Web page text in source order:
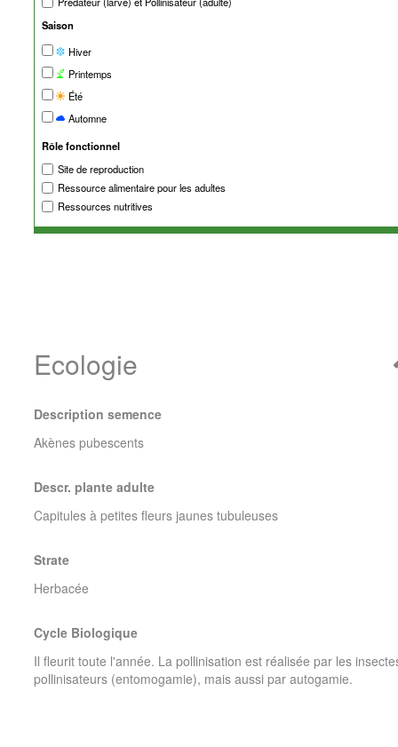
Saison
Hiver
Printemps
Été
Automne
Rôle fonctionnel
Site de reproduction
Ressource alimentaire pour les adultes
Ressources nutritives
Ecologie
Description semence
Akènes pubescents
Descr. plante adulte
Capitules à petites fleurs jaunes tubuleuses
Strate
Herbacée
Cycle Biologique
Il fleurit toute l'année. La pollinisation est réalisée par les
pollinisateurs (entomogamie), mais aussi par autogamie.